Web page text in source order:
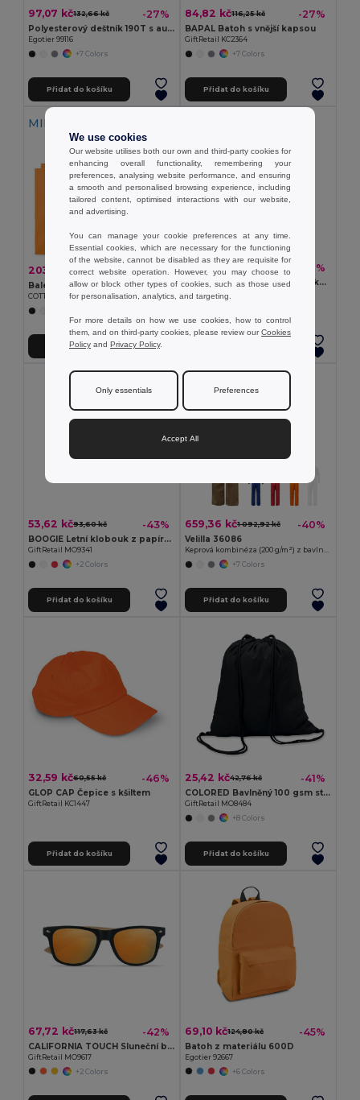
97,07 kč132,66 kč -27%
Polyesterový deštník 190T s automatickým otevíráním
Egotier 99116
+7 Colors
Přidat do košíku
84,82 kč116,25 kč -27%
BAPAL Batoh s vnější kapsou
GiftRetail KC2364
+7 Colors
Přidat do košíku
MIN QTY: 10
203,40 kč360,53 kč -44%
Balení 10 ks GiftRetail MO9268
COTTONEL COLOUR + Barevná nákupní taška
Přidat do košíku
36,75 kč 51,54 kč -29%
Pohodlné pantofle s podrážkou z PE a páskem z PVC
Egotier 95085
53,62 kč93,60 kč -43%
BOOGIE Letní klobouk z papírové slámy s barevnou stuhou
GiftRetail MO9341
+2 Colors
Přidat do košíku
659,36 kč1 092,92 kč -40%
Velilla 36086
Keprová kombinéza (200 g/m²) z bavlny (35 %) a polyesteru (65 %)
+7 Colors
Přidat do košíku
32,59 kč60,55 kč -46%
GLOP CAP Čepice s kšiltem
GiftRetail KC1447
Přidat do košíku
25,42 kč42,76 kč -41%
COLORED Bavlněný 100 gsm stahovací vak
GiftRetail MO8484
+8 Colors
Přidat do košíku
67,72 kč117,63 kč -42%
CALIFORNIA TOUCH Sluneční brýle
GiftRetail MO9617
+2 Colors
69,10 kč124,80 kč -45%
Batoh z materiálu 600D
Egotier 92667
+6 Colors
We use cookies
Our website utilises both our own and third-party cookies for
enhancing overall functionality, remembering your
preferences, analysing website performance, and ensuring
a smooth and personalised browsing experience, including
tailored content, optimised interactions with our website,
and advertising.
You can manage your cookie preferences at any time.
Essential cookies, which are necessary for the functioning
of the website, cannot be disabled as they are requisite for
correct website operation. However, you may choose to
allow or block other types of cookies, such as those used
for personalisation, analytics, and targeting.
For more details on how we use cookies, how to control
them, and on third-party cookies, please review ourCookies
Policy and Privacy Policy.
Only essentials Preferences
Accept All